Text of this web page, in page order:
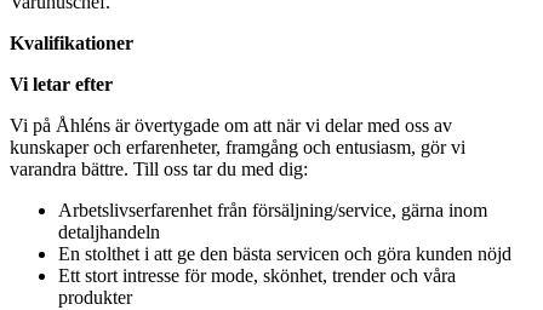
Kvalifikationer
Vi letar efter
Vi på Åhléns är övertygade om att när vi delar med oss av
kunskaper och erfarenheter, framgång och entusiasm, gör vi
varandra bättre. Till oss tar du med dig:
Arbetslivserfarenhet från försäljning/service, gärna inom
detaljhandeln
En stolthet i att ge den bästa servicen och göra kunden nöjd
Ett stort intresse för mode, skönhet, trender och våra
produkter